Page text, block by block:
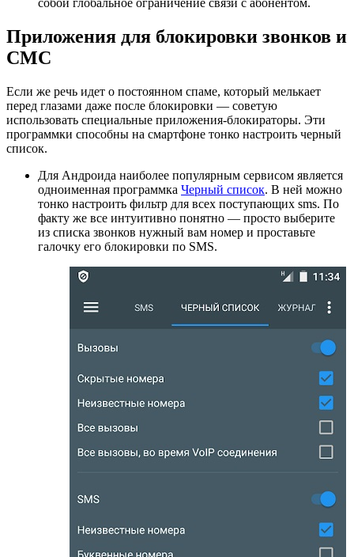
собой глобальное ограничение связи с абонентом.
Приложения для блокировки звонков и
СМС
Если же речь идет о постоянном спаме, который мелькает
перед глазами даже после блокировки — советую
использовать специальные приложения-блокираторы. Эти
программки способны на смартфоне тонко настроить черный
список.
Для Андроида наиболее популярным сервисом является
одноименная программка Черный список. В ней можно
тонко настроить фильтр для всех поступающих sms. По
факту же все интуитивно понятно — просто выберите
из списка звонков нужный вам номер и проставьте
галочку его блокировки по SMS.